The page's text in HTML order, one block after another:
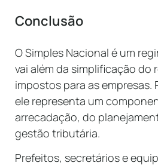
Conclusão
O Simples Nacional é um
vai além da simplificação do
impostos para as empresas.
ele representa um
arrecadação, do
gestão tributária.
Prefeitos, secretários e